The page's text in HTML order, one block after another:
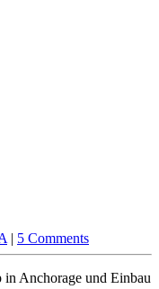
| 5 Comments
in Anchorage und Einbau